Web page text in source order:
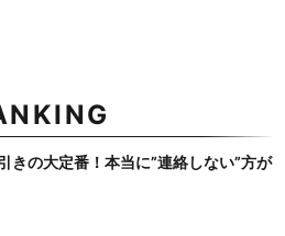
きの大定番！本当に”連絡しない”方が